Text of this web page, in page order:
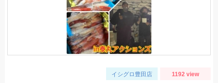
イシグロ豊田店 1192 view